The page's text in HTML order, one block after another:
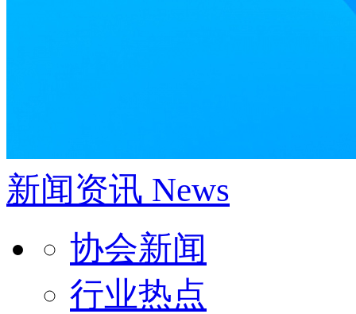
新闻资讯 News
协会新闻
行业热点